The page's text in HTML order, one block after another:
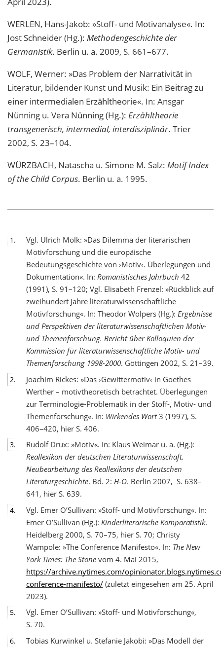
WERLEN, Hans-Jakob: »Stoff- und Motivanalyse«. In:
Jost Schneider (Hg.): Methodengeschichte der
Germanistik. Berlin u. a. 2009, S. 661–677.
WOLF, Werner: »Das Problem der Narrativität in
Literatur, bildender Kunst und Musik: Ein Beitrag zu
einer intermedialen Erzähltheorie«. In: Ansgar
Nünning u. Vera Nünning (Hg.): Erzähltheorie
transgenerisch, intermedial, interdisziplinär. Trier
2002, S. 23–104.
WÜRZBACH, Natascha u. Simone M. Salz: Motif Index
of the Child Corpus. Berlin u. a. 1995.
1.
Vgl. Ulrich Mölk: »Das Dilemma der literarischen
Motivforschung und die europäische
Bedeutungsgeschichte von ›Motiv‹. Überlegungen und
Dokumentation«. In: Romanistisches Jahrbuch 42
(1991), S. 91–120; Vgl. Elisabeth Frenzel: »Rückblick auf
zweihundert Jahre literaturwissenschaftliche
Motivforschung«. In: Theodor Wolpers (Hg.): Ergebnisse
und Perspektiven der literaturwissenschaftlichen Motiv-
und Themenforschung. Bericht über Kolloquien der
Kommission für literaturwissenschaftliche Motiv- und
Themenforschung 1998-2000. Göttingen 2002, S. 21–39.
2.
Joachim Rickes: »Das ›Gewittermotiv‹ in Goethes
Werther – motivtheoretisch betrachtet. Überlegungen
zur Terminologie-Problematik in der Stoff-, Motiv- und
Themenforschung«. In: Wirkendes Wort3 (1997), S.
406–420, hier S. 406.
3.
Rudolf Drux: »Motiv«. In: Klaus Weimar u. a. (Hg.):
Reallexikon der deutschen Literaturwissenschaft.
Neubearbeitung des Reallexikons der deutschen
Literaturgeschichte. Bd. 2: H-O. Berlin 2007, S. 638–
641, hier S. 639.
4.
Vgl. Emer O’Sullivan: »Stoff- und Motivforschung«. In:
Emer O’Sullivan (Hg.): Kinderliterarische Komparatistik.
Heidelberg 2000, S. 70–75, hier S. 70; Christy
Wampole: »The Conference Manifesto«. In: The New
York Times: The Stonevom 4. Mai 2015,
https://archive.nytimes.com/
conference-manifesto/(zuletzt eingesehen am 25. April
2023).
5.
Vgl. Emer O’Sullivan: »Stoff- und Motivforschung«,
S. 70.
6.
Tobias Kurwinkel u. Stefanie Jakobi: »Das Modell der